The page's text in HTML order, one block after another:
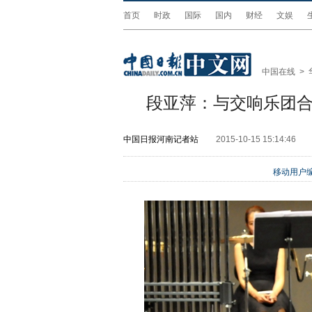
首页 时政 国际 国内 财经 文娱
中国在线 >
段亚萍：与交响乐团
中国日报河南记者站 2015-10-15 15:14:46
移动用户